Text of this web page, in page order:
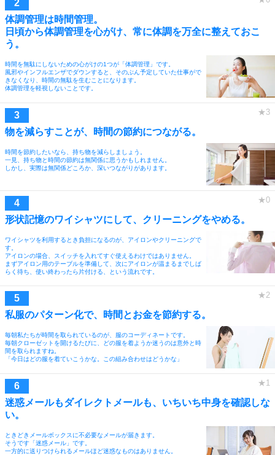
体調管理は時間管理。
日頃から体調管理を心がけ、常に体調を万全に整えておこ
う。
時間を無駄にしないための心がけの1つが「体調管理」です。
風邪やインフルエンザでダウンすると、そのぶん予定していた仕事がで
きなくなり、時間の無駄を生むことになります。
体調管理を軽視しないことです。
物を減らすことが、時間の節約につながる。
時間を節約したいなら、持ち物を減らしましょう。
一見、持ち物と時間の節約は無関係に思うかもしれません。
しかし、実際は無関係どころか、深いつながりがあります。
形状記憶のワイシャツにして、クリーニングをやめる。
ワイシャツを利用するとき負担になるのが、アイロンやクリーニングで
す。
アイロンの場合、スイッチを入れてすぐ使えるわけではありません。
まずアイロン用のテーブルを準備して、次にアイロンが温まるまでしば
らく待ち、使い終わったら片付ける、という流れです。
私服のパターン化で、時間とお金を節約する。
毎朝私たちが時間を取られているのが、服のコーディネートです。
毎朝クローゼットを開けるたびに、どの服を着ようか迷うのは意外と時
間を取られますね。
「今日はどの服を着ていこうかな。この組み合わせはどうかな」
迷惑メールもダイレクトメールも、いちいち中身を確認しな
い。
ときどきメールボックスに不必要なメールが届きます。
そうです「迷惑メール」です。
一方的に送りつけられるメールほど迷惑なものはありません。